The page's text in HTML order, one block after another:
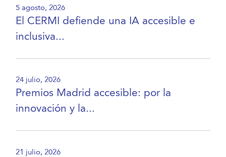
5 agosto, 2026
El CERMI defiende una IA accesible e
inclusiva...
24 julio, 2026
Premios Madrid accesible: por la
innovación y la...
21 julio, 2026